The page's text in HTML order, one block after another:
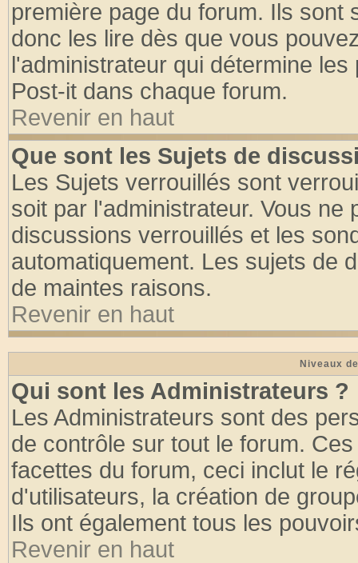
première page du forum. Ils
donc les lire dès que vous
l'administrateur qui détermine
Post-it dans chaque forum.
Revenir en haut
Que sont les Sujets de
Les Sujets verrouillés sont
soit par l'administrateur. Vous
discussions verrouillés et les
automatiquement. Les sujets de
de maintes raisons.
Revenir en haut
Niveaux
Qui sont les Administrateurs ?
Les Administrateurs sont des
de contrôle sur tout le forum.
facettes du forum, ceci inclut le
d'utilisateurs, la création de
Ils ont également tous les
Revenir en haut